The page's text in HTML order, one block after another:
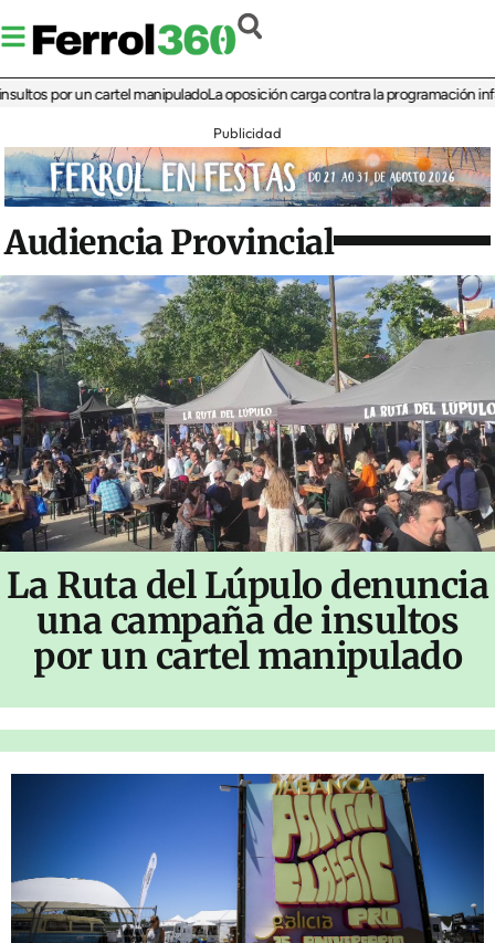
por un cartel manipuladoLa oposición carga contra la programación infantil
Publicidad
Audiencia Provincial
La Ruta del Lúpulo denuncia
una campaña de insultos
por un cartel manipulado